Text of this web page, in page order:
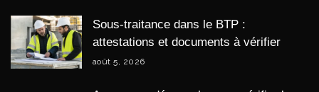
Sous-traitance dans le BTP :
attestations et documents à vérifier
août 5, 2026